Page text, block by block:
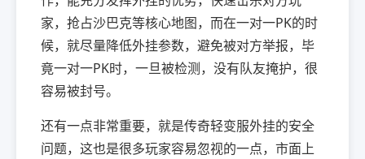
家，抢占沙巴克等核心地图，而在一对一PK的时
候，就尽量降低外挂参数，避免被对方举报，毕
竟一对一PK时，一旦被检测，没有队友掩护，很
容易被封号。
还有一点非常重要，就是传奇轻变服外挂的安全
问题，这也是很多玩家容易忽视的一点，市面上